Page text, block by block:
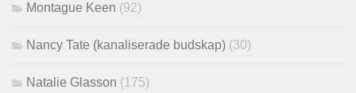
Montague Keen (92)
Nancy Tate (kanaliserade budskap) (30)
Natalie Glasson (175)